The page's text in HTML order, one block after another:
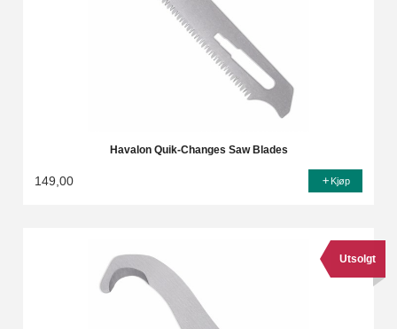
Havalon Quik-Changes Saw Blades
149,00 Kjøp
Utsolgt